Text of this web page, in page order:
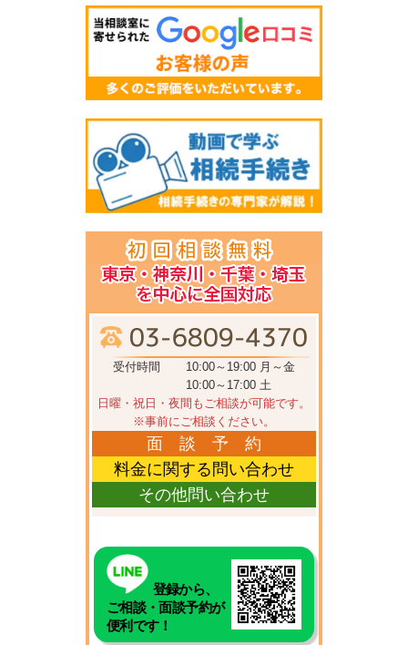
受付時間
10:00～19:00 月～金
10:00～17:00 土
日曜・祝日・夜間もご相談が可能です。
※事前にご相談ください。
面 談 予 約
料金に関する問い合わせ
その他問い合わせ
登録から、
ご相談・面談予約が
便利です！